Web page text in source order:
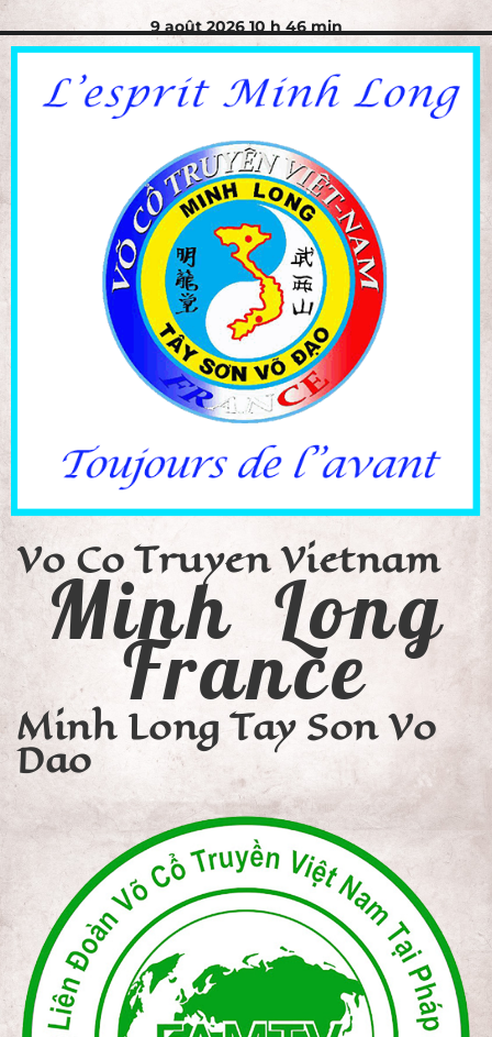
9 août 2026 10 h 46 min
Vo Co Truyen Vietnam
Minh Long
France
Minh Long Tay Son Vo
Dao